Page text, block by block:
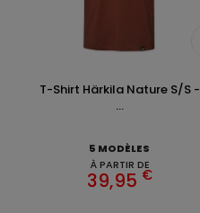
T-Shirt Härkila Nature S/S -
...
5 MODÈLES
À PARTIR DE
39,95 €